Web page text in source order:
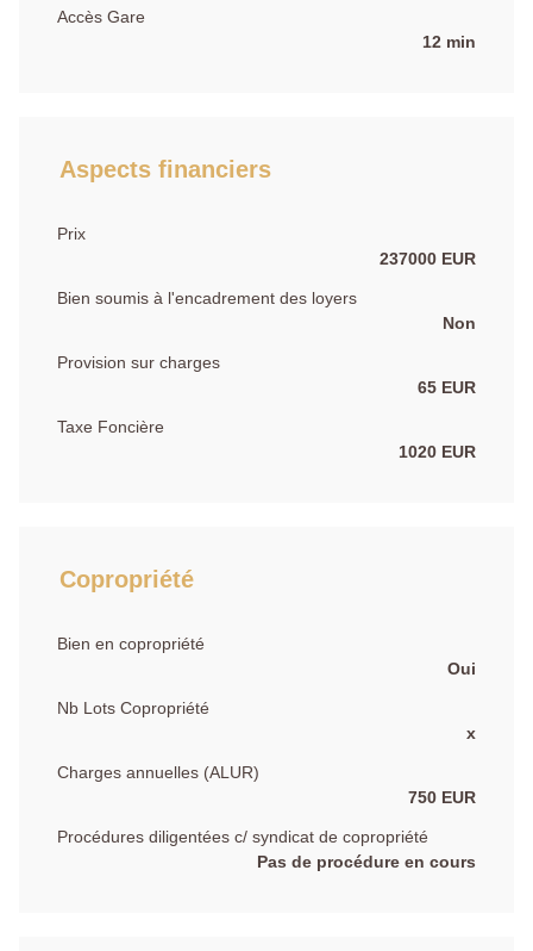
Accès Gare
12 min
Aspects financiers
Prix
237000 EUR
Bien soumis à l'encadrement des loyers
Non
Provision sur charges
65 EUR
Taxe Foncière
1020 EUR
Copropriété
Bien en copropriété
Oui
Nb Lots Copropriété
x
Charges annuelles (ALUR)
750 EUR
Procédures diligentées c/ syndicat de copropriété
Pas de procédure en cours